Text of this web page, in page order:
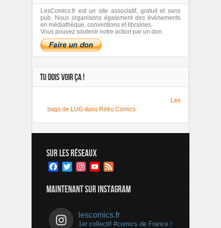
LesComics.fr est un site associatif, gratuit et sans
pub. Nous organisons également des événements
en médiathèque, conventions et librairies.
Vous pouvez soutenir notre action par un don.
TU DOIS VOIR ÇA !
Les
bugs de LUG dans Rétro Comics
SUR LES RÉSEAUX
Facebook
TwitterInstagramYouTube
MAINTENANT SUR INSTAGRAM
lescomics.fr
1er collectif #comics de France !